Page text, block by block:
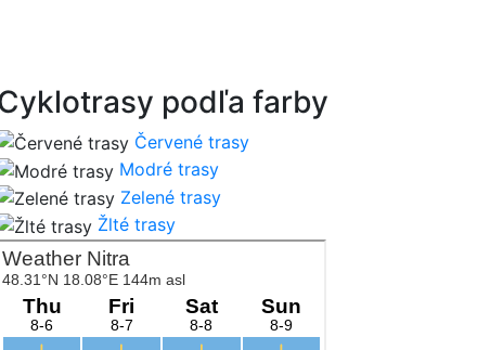
podľa farby
Červené trasy
Modré trasy
Zelené trasy
Žlté trasy